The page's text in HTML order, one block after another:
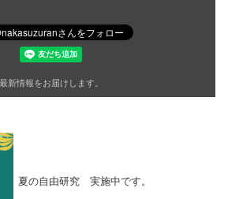
最新情報をお届けします。
夏の自由研究 実施中です。